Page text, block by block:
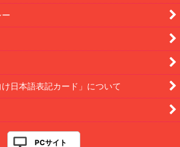
日本語表記カード」について
PCサイト